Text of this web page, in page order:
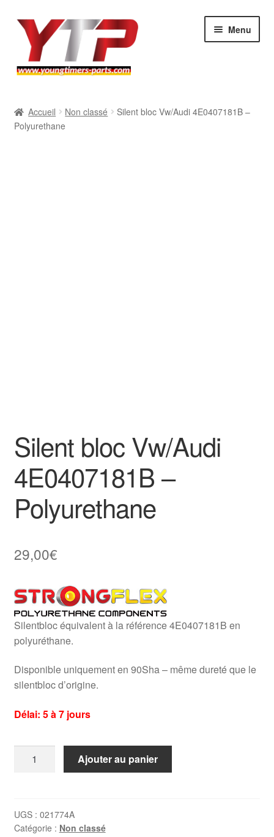
Aller
navigation
Aller
contenu
Menu
BMW
Accueil Non classé
Silent bloc Vw/Audi 4E0407181B –
Polyurethane
Silent bloc Vw/Audi
4E0407181B –
Polyurethane
29,00€
Silentbloc équivalent à la référence 4E0407181B en
polyuréthane.
Disponible uniquement en 90Sha – même dureté que le
silentbloc d’origine.
Délai: 5 à 7 jours
Vw/Audi
4E0407181B
Ajouter au panier
UGS : 021774A
Catégorie : Non classé